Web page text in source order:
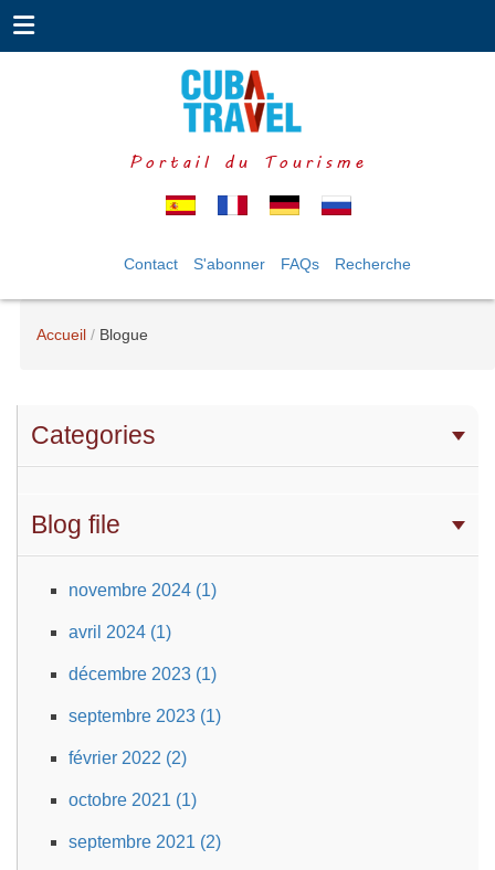
Portail du Tourisme
Contact S'abonner FAQs Recherche
Accueil Blogue
Categories
Blog file
novembre 2024 (1)
avril 2024 (1)
décembre 2023 (1)
septembre 2023 (1)
février 2022 (2)
octobre 2021 (1)
septembre 2021 (2)